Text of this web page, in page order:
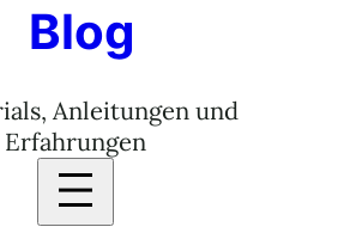
Blog
Anleitungen und
Erfahrungen